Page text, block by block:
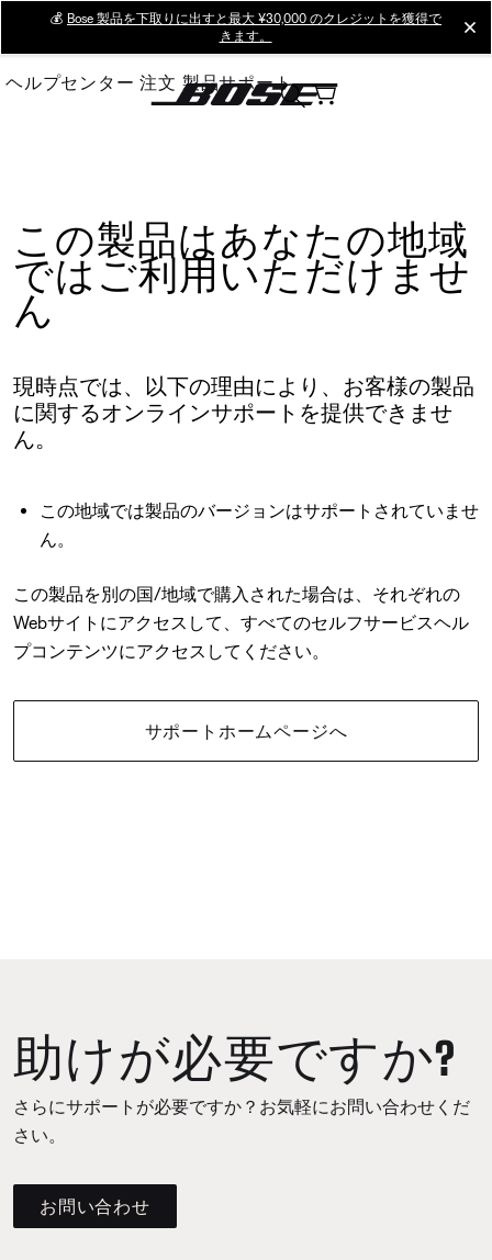
Main
💰 Bose 製品を下取りに出すと最大 ¥30,000 のクレジットを獲得で
きます。
ヘルプセンター 注文 製品サポート
この製品はあなたの地域
ではご利用いただけませ
ん
現時点では、以下の理由により、お客様の製品
に関するオンラインサポートを提供できませ
ん。
この地域では製品のバージョンはサポートされていませ
ん。
この製品を別の国/地域で購入された場合は、それぞれの
Webサイトにアクセスして、すべてのセルフサービスヘル
プコンテンツにアクセスしてください。
サポートホームページへ
助けが必要ですか?
さらにサポートが必要ですか？お気軽にお問い合わせくだ
さい。
お問い合わせ